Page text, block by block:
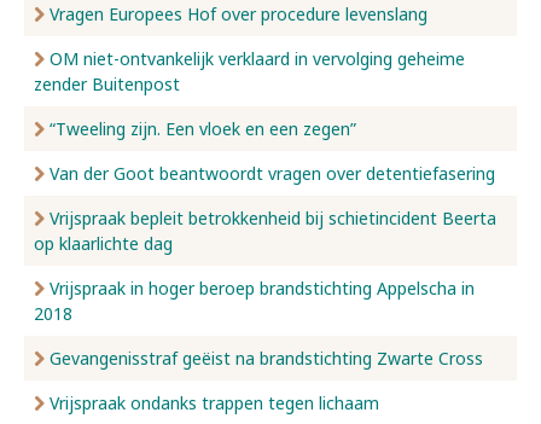
Vragen Europees Hof over procedure levenslang
OM niet-ontvankelijk verklaard in vervolging geheime
zender Buitenpost
“Tweeling zijn. Een vloek en een zegen”
Van der Goot beantwoordt vragen over detentiefasering
Vrijspraak bepleit betrokkenheid bij schietincident Beerta
op klaarlichte dag
Vrijspraak in hoger beroep brandstichting Appelscha in
2018
Gevangenisstraf geëist na brandstichting Zwarte Cross
Vrijspraak ondanks trappen tegen lichaam